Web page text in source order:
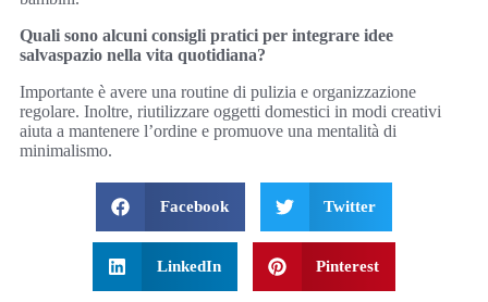
Quali sono alcuni consigli pratici per integrare idee
salvaspazio nella vita quotidiana?
Importante è avere una routine di pulizia e organizzazione
regolare. Inoltre, riutilizzare oggetti domestici in modi creativi
aiuta a mantenere l’ordine e promuove una mentalità di
minimalismo.
Facebook Twitter
LinkedIn Pinterest